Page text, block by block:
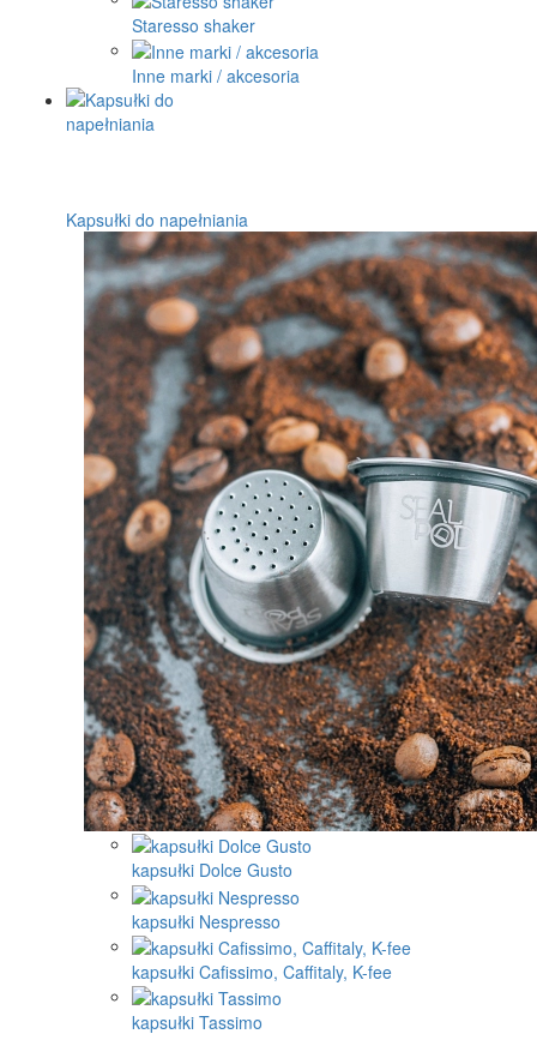
Staresso shaker
Inne marki / akcesoria
Kapsułki do napełniania
kapsułki Dolce Gusto
kapsułki Nespresso
kapsułki Cafissimo, Caffitaly, K-fee
kapsułki Tassimo